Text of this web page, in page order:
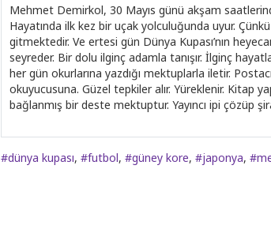
Mehmet Demirkol, 30 Mayıs günü akşam
Hayatında ilk kez bir uçak yolculuğunda uyur.
gitmektedir. Ve ertesi gün Dünya Kupası’nın
seyreder. Bir dolu ilginç adamla tanışır. İlginç
her gün okurlarına yazdığı mektuplarla iletir.
okuyucusuna. Güzel tepkiler alır. Yüreklenir. Kitap
bağlanmış bir deste mektuptur. Yayıncı ipi çözüp
#dünya kupası, #futbol, #güney kore, #japonya,